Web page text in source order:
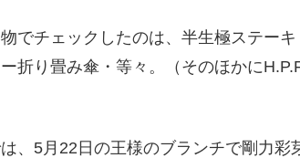
でチェックしたのは、半生極ステー
折り畳み傘・等々。（そのほかに
、5月22日の王様のブランチで剛力